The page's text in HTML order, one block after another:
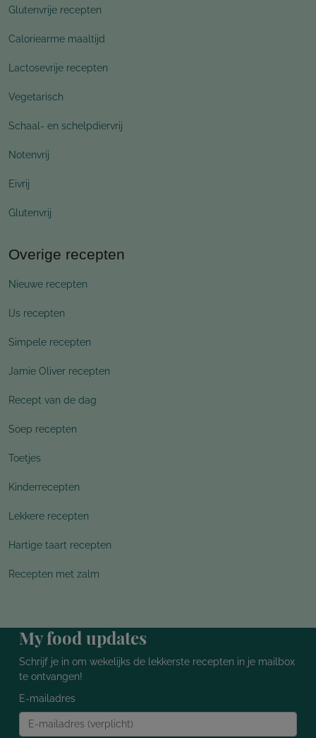
Glutenvrije recepten
Caloriearme maaltijd
Lactosevrije recepten
Vegetarisch
Schaal- en schelpdiervrij
Notenvrij
Eivrij
Glutenvrij
Overige recepten
Nieuwe recepten
IJs recepten
Simpele recepten
Jamie Oliver recepten
Recept van de dag
Soep recepten
Toetjes
Kinderrecepten
Lekkere recepten
Hartige taart recepten
Recepten met zalm
My food updates
Schrijf je in om wekelijks de lekkerste recepten in je mailbox
te ontvangen!
E-mailadres